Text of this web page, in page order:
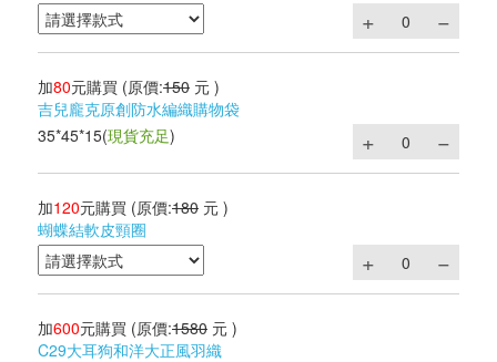
加80元購買 (原價:150 元 )
吉兒龐克原創防水編織購物袋
35*45*15(現貨充足)
加120元購買 (原價:180 元 )
蝴蝶結軟皮頸圈
加600元購買 (原價:1580 元 )
C29大耳狗和洋大正風羽織